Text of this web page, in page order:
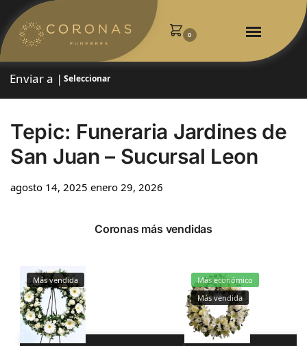
0
Enviar a | Seleccionar
Tepic: Funeraria Jardines de
San Juan – Sucursal Leon
agosto 14, 2025 enero 29, 2026
Coronas más vendidas
Más vendida
Más económico
Más vendida